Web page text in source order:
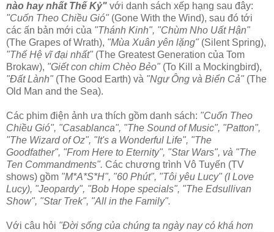
nào hay nhất Thế Kỷ" với danh sách xếp hạng sau đây:
"Cuốn Theo Chiều Gió" (Gone With the Wind), sau đó tới
các ấn bản mới của "Thánh Kinh", "Chùm Nho Uất Hận"
(The Grapes of Wrath), "Mùa Xuân yên lặng" (Silent Spring),
"Thế Hệ vĩ đại nhất" (The Greatest Generation của Tom
Brokaw), "Giết con chim Chèo Bẻo" (To Kill a Mockingbird),
"Đất Lành" (The Good Earth) và "Ngư Ông và Biển Cả" (The
Old Man and the Sea).
Các phim điện ảnh ưa thích gồm danh sách: "Cuốn Theo
Chiều Gió", "Casablanca", "The Sound of Music", "Patton",
"The Wizard of Oz", "It's a Wonderful Life", "The
Goodfather", "From Here to Eternity", "Star Wars", và "The
Ten Commandments". Các chương trình Vô Tuyến (TV
shows) gồm "M*A*S*H", "60 Phút", "Tôi yêu Lucy" (I Love
Lucy), "Jeopardy", "Bob Hope specials", "The Edsullivan
Show", "Star Trek", "All in the Family".
Với câu hỏi "Đời sống của chúng ta ngày nay có khá hơn